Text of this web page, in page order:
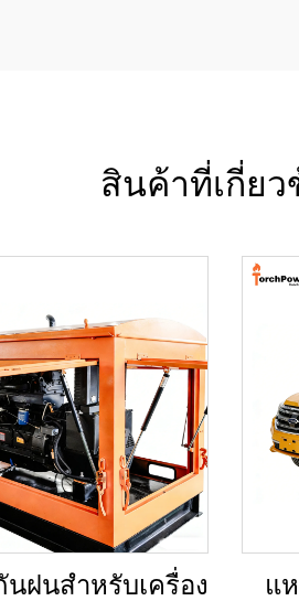
สินค้าที่เกี่ยว
ฝนสำหรับเครื่อง
แ